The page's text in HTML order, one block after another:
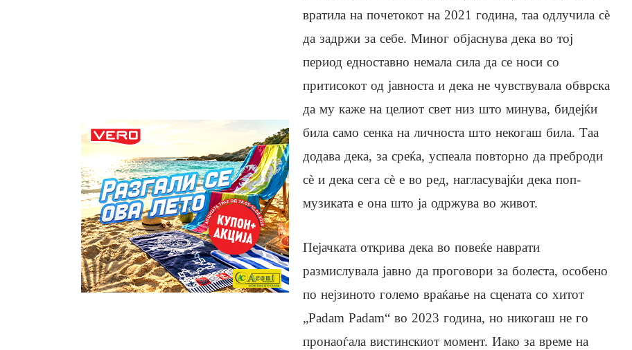
вратила на почетокот на 2021 година, таа одлучила сè
да задржи за себе. Миног објаснува дека во тој
период едноставно немала сила да се носи со
притисокот од јавноста и дека не чувствувала обврска
да му каже на целиот свет низ што минува, бидејќи
била само сенка на личноста што некогаш била. Таа
додава дека, за среќа, успеала повторно да преброди
сè и дека сега сè е во ред, нагласувајќи дека поп-
музиката е она што ја одржува во живот.
Пејачката открива дека во повеќе наврати
размислувала јавно да проговори за болеста, особено
по нејзиното големо враќање на сцената со хитот
„Padam Padam“ во 2023 година, но никогаш не го
пронаоѓала вистинскиот момент. Иако за време на